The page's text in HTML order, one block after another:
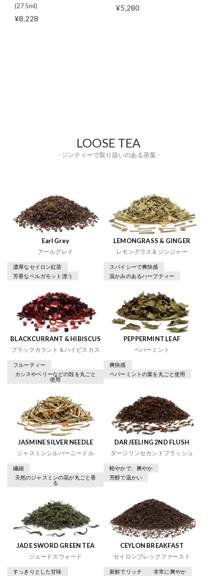
(275ml)
¥8,228
¥5,280
LOOSE TEA
- ジンティーで取り扱いのある茶葉 -
Earl Grey
アールグレイ
濃厚なセイロン紅茶
芳香なベルガモット漂う
LEMONGRASS & GINGER
レモングラス＆ジンジャー
スパイシーで爽快感
温かみのあるハーブティー
BLACKCURRANT & HIBISCUS
ブラックカラント＆ハイビスカス
フルーティー
カシスやベリーなどの殻を丸ごと
使用
PEPPERMINT LEAF
ペパーミント
爽快感
ペパーミントの葉を丸ごと使用
JASMINE SILVER NEEDLE
ジャスミンシルバーニードル
繊細
天然のジャスミンの花が丸ごと香
る
DARJEELING 2ND FLUSH
ダージリンセカンドフラッシュ
軽やかで、爽やか
芳醇で温かい
JADE SWORD GREEN TEA
ジェードスウォード
すっきりとした甘味
CEYLON BREAKFAST
セイロンブレックファースト
新鮮でリッチ 非常に爽やか